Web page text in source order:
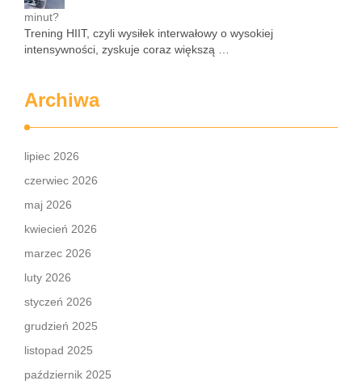
minut?
Trening HIIT, czyli wysiłek interwałowy o wysokiej
intensywności, zyskuje coraz większą …
Archiwa
lipiec 2026
czerwiec 2026
maj 2026
kwiecień 2026
marzec 2026
luty 2026
styczeń 2026
grudzień 2025
listopad 2025
październik 2025